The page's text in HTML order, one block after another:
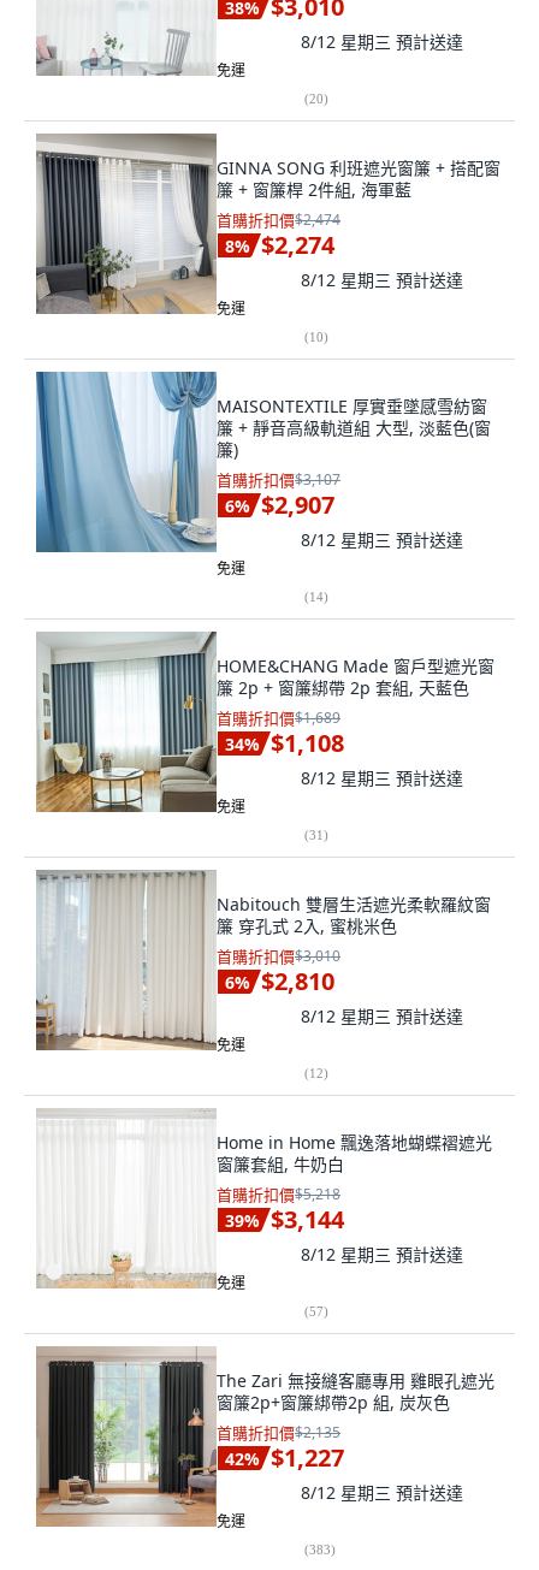
38% $3,010
8/12 星期三 預計送達
免運
(20)
GINNA SONG 利班遮光窗簾 + 搭配窗
簾 + 窗簾桿 2件組, 海軍藍
首購折扣價$2,474
8% $2,274
8/12 星期三 預計送達
免運
(10)
MAISONTEXTILE 厚實垂墜感雪紡窗
簾 + 靜音高級軌道組 大型, 淡藍色(窗
簾)
首購折扣價$3,107
6% $2,907
8/12 星期三 預計送達
免運
(14)
HOME&CHANG Made 窗戶型遮光窗
簾 2p + 窗簾綁帶 2p 套組, 天藍色
首購折扣價$1,689
34% $1,108
8/12 星期三 預計送達
免運
(31)
Nabitouch 雙層生活遮光柔軟羅紋窗
簾 穿孔式 2入, 蜜桃米色
首購折扣價$3,010
6% $2,810
8/12 星期三 預計送達
免運
(12)
Home in Home 飄逸落地蝴蝶褶遮光
窗簾套組, 牛奶白
首購折扣價$5,218
39% $3,144
8/12 星期三 預計送達
免運
(57)
The Zari 無接縫客廳專用 雞眼孔遮光
窗簾2p+窗簾綁帶2p 組, 炭灰色
首購折扣價$2,135
42% $1,227
8/12 星期三 預計送達
免運
(383)